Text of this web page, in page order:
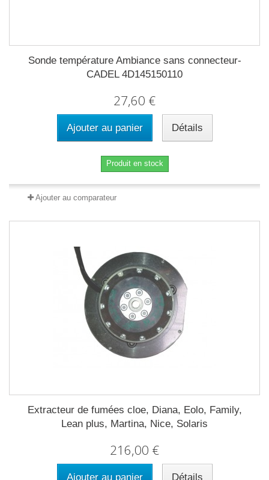
Sonde température Ambiance sans connecteur-
CADEL 4D145150110
27,60 €
Ajouter au panier Détails
Produit en stock
Ajouter au comparateur
Extracteur de fumées cloe, Diana, Eolo, Family,
Lean plus, Martina, Nice, Solaris
216,00 €
Ajouter au panier Détails